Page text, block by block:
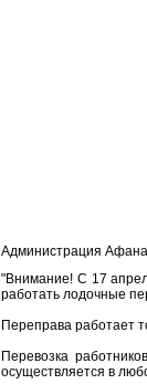
Администрация
"Внимание! С 17
работать лодочные
Переправа работает
Перевозка
осуществляется в